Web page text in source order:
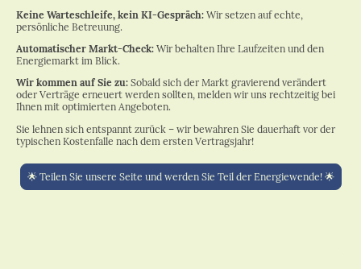
Keine Warteschleife, kein KI-Gespräch: Wir setzen auf echte,
persönliche Betreuung.
Automatischer Markt-Check: Wir behalten Ihre Laufzeiten und den
Energiemarkt im Blick.
Wir kommen auf Sie zu: Sobald sich der Markt gravierend verändert
oder Verträge erneuert werden sollten, melden wir uns rechtzeitig bei
Ihnen mit optimierten Angeboten.
Sie lehnen sich entspannt zurück – wir bewahren Sie dauerhaft vor der
typischen Kostenfalle nach dem ersten Vertragsjahr!
🌟 Teilen Sie unsere Seite und werden Sie Teil der Energiewende! 🌟